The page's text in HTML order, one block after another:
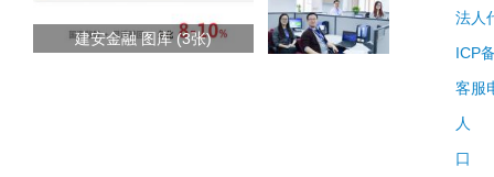
建安金融 图库 (3张)
法人
ICP
客服
人
口